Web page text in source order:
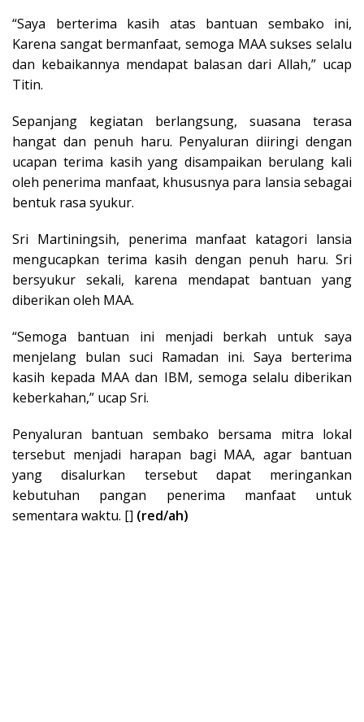
“Saya berterima kasih atas bantuan sembako ini,
Karena sangat bermanfaat, semoga MAA sukses selalu
dan kebaikannya mendapat balasan dari Allah,” ucap
Titin.
Sepanjang kegiatan berlangsung, suasana terasa
hangat dan penuh haru. Penyaluran diiringi dengan
ucapan terima kasih yang disampaikan berulang kali
oleh penerima manfaat, khususnya para lansia sebagai
bentuk rasa syukur.
Sri Martiningsih, penerima manfaat katagori lansia
mengucapkan terima kasih dengan penuh haru. Sri
bersyukur sekali, karena mendapat bantuan yang
diberikan oleh MAA.
“Semoga bantuan ini menjadi berkah untuk saya
menjelang bulan suci Ramadan ini. Saya berterima
kasih kepada MAA dan IBM, semoga selalu diberikan
keberkahan,” ucap Sri.
Penyaluran bantuan sembako bersama mitra lokal
tersebut menjadi harapan bagi MAA, agar bantuan
yang disalurkan tersebut dapat meringankan
kebutuhan pangan penerima manfaat untuk
sementara waktu. [] (red/ah)